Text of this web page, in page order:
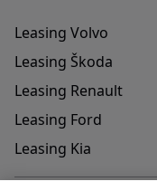
Leasing Volvo
Leasing Škoda
Leasing Renault
Leasing Ford
Leasing Kia